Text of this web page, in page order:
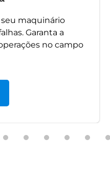
maquinário
Garanta a
no campo